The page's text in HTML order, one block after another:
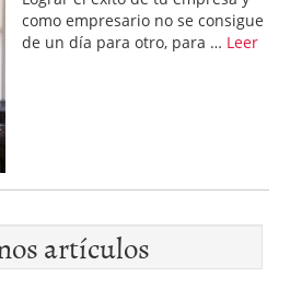
como empresario no se consigue
de un día para otro, para … Leer
artículos